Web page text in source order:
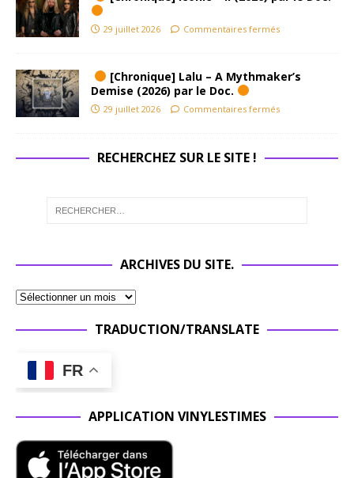
29 juillet 2026 Commentaires fermés
[Chronique] Lalu – A Mythmaker’s
Demise (2026) par le Doc.
29 juillet 2026 Commentaires fermés
RECHERCHEZ SUR LE SITE !
ARCHIVES DU SITE.
TRADUCTION/TRANSLATE
FR
APPLICATION VINYLESTIMES